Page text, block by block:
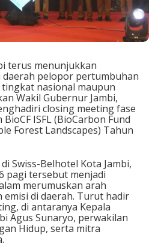
terus menunjukkan
daerah pelopor pertumbuhan
nasional maupun
Wakil Gubernur Jambi,
closing meeting fase
ISFL (BioCarbon Fund
Forest Landscapes) Tahun
Swiss-Belhotel Kota Jambi,
pagi tersebut menjadi
merumuskan arah
di daerah. Turut hadir
di antaranya Kepala
Agus Sunaryo, perwakilan
Hidup, serta mitra